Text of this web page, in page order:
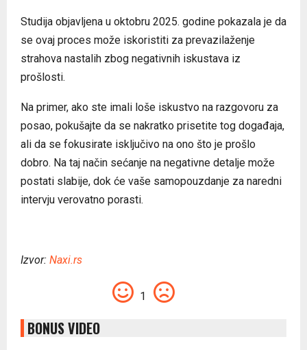
Studija objavljena u oktobru 2025. godine pokazala je da
se ovaj proces može iskoristiti za prevazilaženje
strahova nastalih zbog negativnih iskustava iz
prošlosti.
Na primer, ako ste imali loše iskustvo na razgovoru za
posao, pokušajte da se nakratko prisetite tog događaja,
ali da se fokusirate isključivo na ono što je prošlo
dobro. Na taj način sećanje na negativne detalje može
postati slabije, dok će vaše samopouzdanje za naredni
intervju verovatno porasti.
Izvor: Naxi.rs
1
BONUS VIDEO